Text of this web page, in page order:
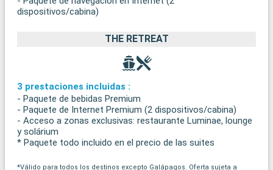
dispositivos/cabina)
THE RETREAT
3 prestaciones incluidas :
- Paquete de bebidas Premium
- Paquete de Internet Premium (2 dispositivos/cabina)
- Acceso a zonas exclusivas: restaurante Luminae, lounge
y solárium
* Paquete todo incluido en el precio de las suites
*Válido para todos los destinos excepto Galápagos. Oferta sujeta a